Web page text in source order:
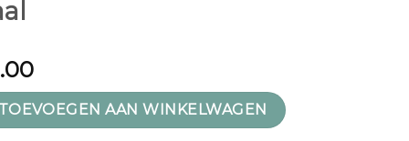
AAN WINKELWAGEN